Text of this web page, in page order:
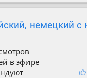
немецкий с
в эфире